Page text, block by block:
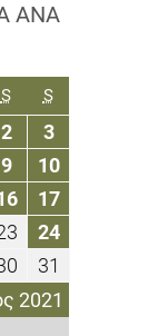
ΑΝΆ
2021
SΣΆΒΒΑΤΟ
SΚΥΡΙΑΚΉ
22
Οκτωβρίου
2021
33
Οκτωβρίου
2021
99
Οκτωβρίου
2021
1010
Οκτωβρίου
2021
16
Οκτωβρίου
2021
1717
Οκτωβρίου
2021
23
Οκτωβρίου
2021
2424
Οκτωβρίου
2021
30
Οκτωβρίου
2021
31
Οκτωβρίου
2021